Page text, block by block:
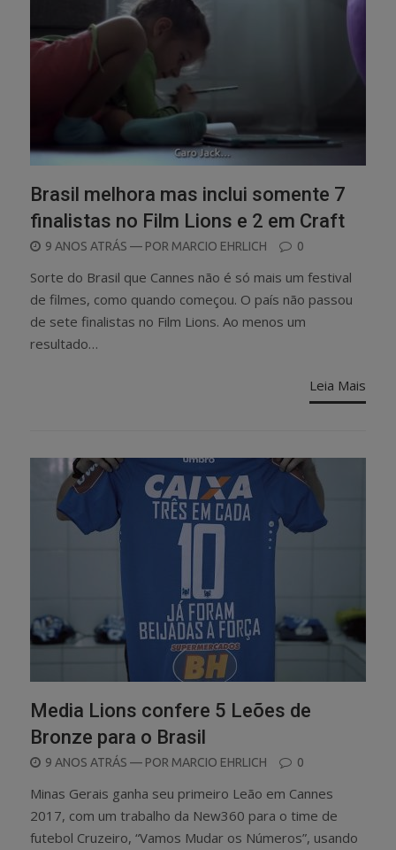
Brasil melhora mas inclui somente 7
finalistas no Film Lions e 2 em Craft
POSTED
9 ANOS ATRÁS — POR MARCIO EHRLICH 0
Sorte do Brasil que Cannes não é só mais um festival
de filmes, como quando começou. O país não passou
de sete finalistas no Film Lions. Ao menos um
resultado…
Leia Mais
Media Lions confere 5 Leões de
Bronze para o Brasil
POSTED
9 ANOS ATRÁS — POR MARCIO EHRLICH 0
Minas Gerais ganha seu primeiro Leão em Cannes
2017, com um trabalho da New360 para o time de
futebol Cruzeiro, “Vamos Mudar os Números”, usando